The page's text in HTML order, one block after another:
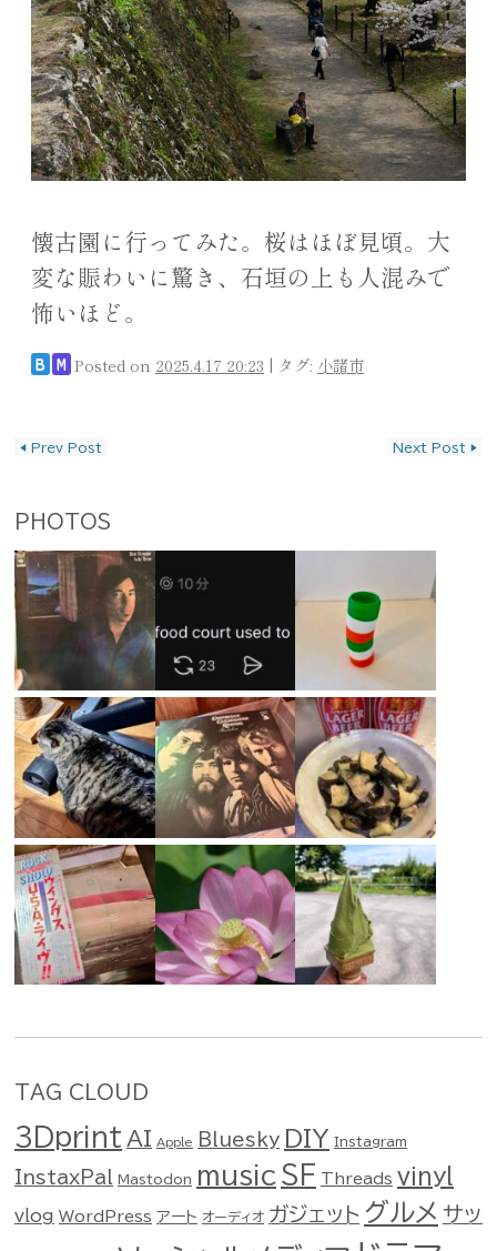
懐古園に行ってみた。桜はほぼ見頃。大
変な賑わいに驚き、石垣の上も人混みで
怖いほど。
B M Posted on 2025.4.17 20:23 | タグ: 小諸市
◀ Prev Post Next Post ▶
PHOTOS
TAG CLOUD
3Dprint AI Apple Bluesky DIY Instagram
InstaxPal Mastodon music SF Threads vinyl
vlog WordPress アート オーディオ ガジェット グルメ サッ